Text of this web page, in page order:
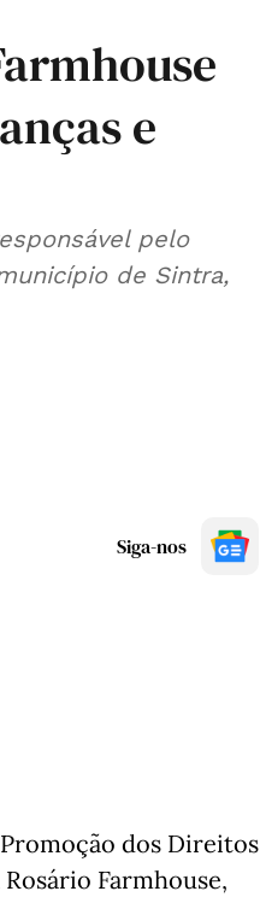
e
pelo
de Sintra,
Siga-nos
dos Direitos
Farmhouse,